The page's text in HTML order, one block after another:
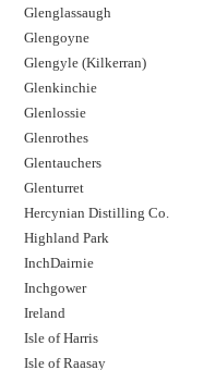
Glenglassaugh
Glengoyne
Glengyle (Kilkerran)
Glenkinchie
Glenlossie
Glenrothes
Glentauchers
Glenturret
Hercynian Distilling Co.
Highland Park
InchDairnie
Inchgower
Ireland
Isle of Harris
Isle of Raasay